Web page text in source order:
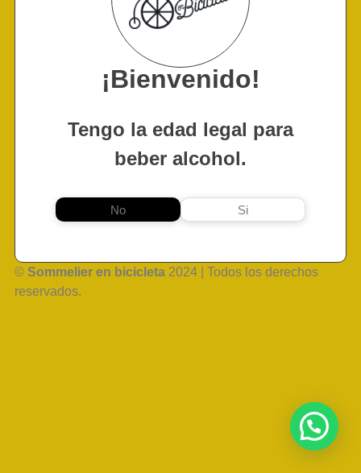
¡Bienvenido!
Tengo la edad legal para
beber alcohol.
No Si
© Sommelier en bicicleta 2024 | Todos los derechos
reservados.